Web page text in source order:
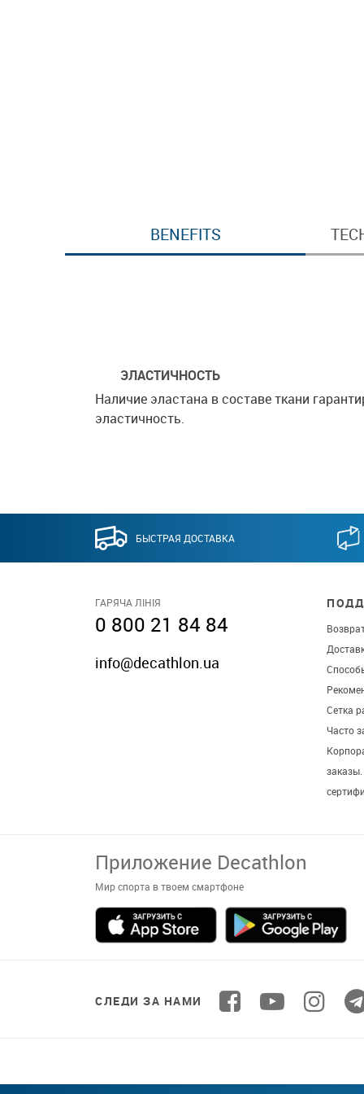
BENEFITS
ЭЛАСТИЧНОСТЬ
Наличие эластана в составе ткани
эластичность.
БЫСТРАЯ ДОСТАВКА
ГАРЯЧА ЛІНІЯ
0 800 21 84 84
info@decathlon.ua
Сетка
Часто
Приложение Decathlon
Мир спорта в твоем смартфоне
СЛЕДИ ЗА НАМИ